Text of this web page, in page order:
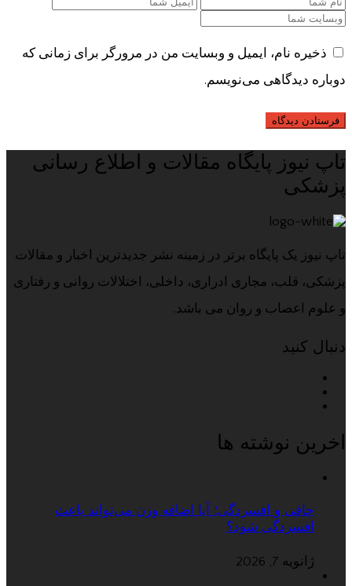
ذخیره نام، ایمیل و وبسایت من در مرورگر برای زمانی که
دوباره دیدگاهی می‌نویسم.
تاپ نیوز پایگاه مقالات و اطلاع رسانی
پزشکی
تاپ نیوز یک پایگاه برتر در زمینه نشر جدیدترین اخبار و مقالات
پزشکی، قلب، مجاری ادراری، داخلی، اختلالات روانی و رفتاری
و علوم اعصاب و روان می باشد.
دنبال کنید
اخرین نوشته ها
چاقی و افسردگی؛ آیا اضافه وزن می‌تواند باعث
افسردگی شود؟
ژانویه 7, 2026